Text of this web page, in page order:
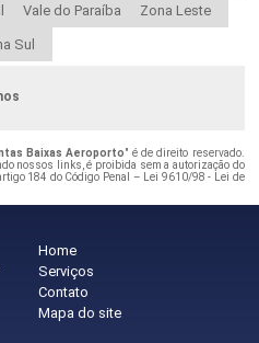
Vale do Paraíba Zona Leste
Sul
Baixas Aeroporto" é de direito reservado.
nossos links, é proibida sem a autorização do
184 do Código Penal –
Lei 9610/98 - Lei de
Home
Serviços
Contato
Mapa do site